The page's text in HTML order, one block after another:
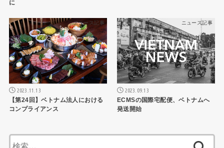
に
ニュース記事
2023.11.13
【第24回】ベトナム法人における
コンプライアンス
ニュース記事
2023.09.13
ECMSの国際宅配便、ベトナムへ
発送開始